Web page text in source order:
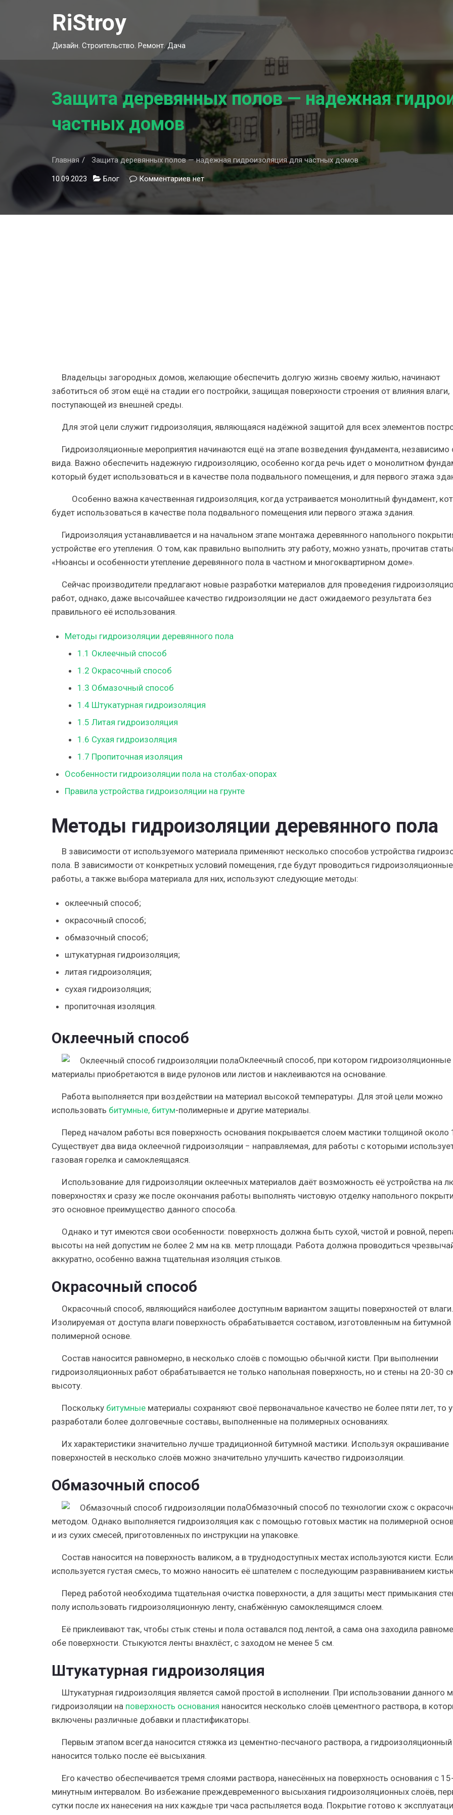
RiStroy
Дизайн. Строительство. Ремонт. Дача
Защита деревянных полов — надежная
частных домов
Главная Защита деревянных полов — надежная гидроизоляция для частных домов
10.09.2023 Блог Комментариевк
записи
деревянных
нет
Владельцы загородных домов, желающие обеспечить долгую жизнь своему жилью, начинают
заботиться об этом ещё на стадии его постройки, защищая поверхности строения от влияния влаги,
поступающей из внешней среды.
Для этой цели служит гидроизоляция, являющаяся надёжной защитой для всех элементов
Гидроизоляционные мероприятия начинаются ещё на этапе возведения фундамента, независимо
вида. Важно обеспечить надежную гидроизоляцию, особенно когда речь идет о монолитном
который будет использоваться и в качестве пола подвального помещения, и для первого этажа
Особенно важна качественная гидроизоляция, когда устраивается монолитный фундамент,
будет использоваться в качестве пола подвального помещения или первого этажа здания.
Гидроизоляция устанавливается и на начальном этапе монтажа деревянного напольного
устройстве его утепления. О том, как правильно выполнить эту работу, можно узнать, прочитав
«Нюансы и особенности утепление деревянного пола в частном и многоквартирном доме».
Сейчас производители предлагают новые разработки материалов для проведения
работ, однако, даже высочайшее качество гидроизоляции не даст ожидаемого результата без
правильного её использования.
Методы гидроизоляции деревянного пола
1.1 Оклеечный способ
1.2 Окрасочный способ
1.3 Обмазочный способ
1.4 Штукатурная гидроизоляция
1.5 Литая гидроизоляция
1.6 Сухая гидроизоляция
1.7 Пропиточная изоляция
Особенности гидроизоляции пола на столбах-опорах
Правила устройства гидроизоляции на грунте
Методы гидроизоляции деревянного пола
В зависимости от используемого материала применяют несколько способов устройства
пола. В зависимости от конкретных условий помещения, где будут проводиться гидроизоляционные
работы, а также выбора материала для них, используют следующие методы:
оклеечный способ;
окрасочный способ;
обмазочный способ;
штукатурная гидроизоляция;
литая гидроизоляция;
сухая гидроизоляция;
пропиточная изоляция.
Оклеечный способ
Оклеечный способ, при котором гидроизоляционные
материалы приобретаются в виде рулонов или листов и наклеиваются на основание.
Работа выполняется при воздействии на материал высокой температуры. Для этой цели можно
использовать битумные, битум-полимерные и другие материалы.
Перед началом работы вся поверхность основания покрывается слоем мастики толщиной около
Существует два вида оклеечной гидроизоляции − направляемая, для работы с которыми
газовая горелка и самоклеящаяся.
Использование для гидроизоляции оклеечных материалов даёт возможность её устройства на
поверхностях и сразу же после окончания работы выполнять чистовую отделку напольного
это основное преимущество данного способа.
Однако и тут имеются свои особенности: поверхность должна быть сухой, чистой и ровной,
высоты на ней допустим не более 2 мм на кв. метр площади. Работа должна проводиться
аккуратно, особенно важна тщательная изоляция стыков.
Окрасочный способ
Окрасочный способ, являющийся наиболее доступным вариантом защиты поверхностей от влаги.
Изолируемая от доступа влаги поверхность обрабатывается составом, изготовленным на
полимерной основе.
Состав наносится равномерно, в несколько слоёв с помощью обычной кисти. При выполнении
гидроизоляционных работ обрабатывается не только напольная поверхность, но и стены на 20-30
высоту.
Поскольку битумные материалы сохраняют своё первоначальное качество не более пяти лет, то
разработали более долговечные составы, выполненные на полимерных основаниях.
Их характеристики значительно лучше традиционной битумной мастики. Используя окрашивание
поверхностей в несколько слоёв можно значительно улучшить качество гидроизоляции.
Обмазочный способ
Обмазочный способ по технологии схож с
методом. Однако выполняется гидроизоляция как с помощью готовых мастик на полимерной
и из сухих смесей, приготовленных по инструкции на упаковке.
Состав наносится на поверхность валиком, а в труднодоступных местах используются кисти. Если
используется густая смесь, то можно наносить её шпателем с последующим разравниванием
Перед работой необходима тщательная очистка поверхности, а для защиты мест примыкания
полу использовать гидроизоляционную ленту, снабжённую самоклеящимся слоем.
Её приклеивают так, чтобы стык стены и пола оставался под лентой, а сама она заходила
обе поверхности. Стыкуются ленты внахлёст, с заходом не менее 5 см.
Штукатурная гидроизоляция
Штукатурная гидроизоляция является самой простой в исполнении. При использовании данного
гидроизоляции на поверхность основания наносится несколько слоёв цементного раствора, в
включены различные добавки и пластификаторы.
Первым этапом всегда наносится стяжка из цементно-песчаного раствора, а
наносится только после её высыхания.
Его качество обеспечивается тремя слоями раствора, нанесённых на поверхность основания с 15-
минутным интервалом. Во избежание преждевременного высыхания гидроизоляционных слоёв,
сутки после их нанесения на них каждые три часа распыляется вода. Покрытие готово к